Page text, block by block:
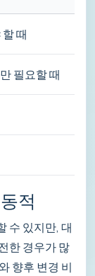
때
필요할 때
적
수 있지만, 대
한 경우가 많
향후 변경 비